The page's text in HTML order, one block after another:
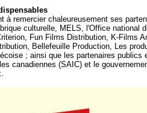
à remercier chaleureusement ses
culturelle, MELS, l'Office national
Fun Films Distribution, K-Films
Bellefeuille Production, Les
; ainsi que les partenaires
canadiennes (SAIC) et le